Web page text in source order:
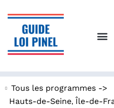
Tous les programmes ->
Hauts-de-Seine, Île-de-